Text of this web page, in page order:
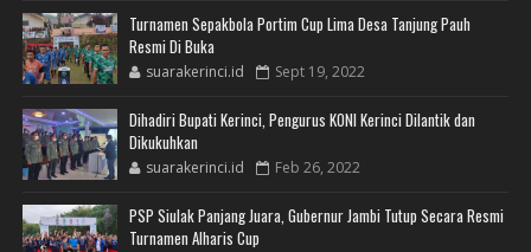
Turnamen Sepakbola Portim Cup Lima Desa Tanjung Pauh
Resmi Di Buka
suarakerinci.id Sept 19, 2022
Dihadiri Bupati Kerinci, Pengurus KONI Kerinci Dilantik dan
Dikukuhkan
suarakerinci.id Feb 26, 2022
PSP Siulak Panjang Juara, Gubernur Jambi Tutup Secara Resmi
Turnamen Alharis Cup